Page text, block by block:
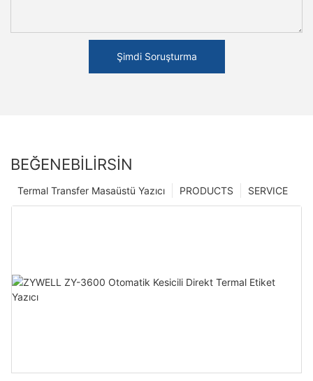
Şimdi Soruşturma
BEĞENEBILIRSIN
SERVICE
PRODUCTS
Termal Transfer Masaüstü Yazıcı